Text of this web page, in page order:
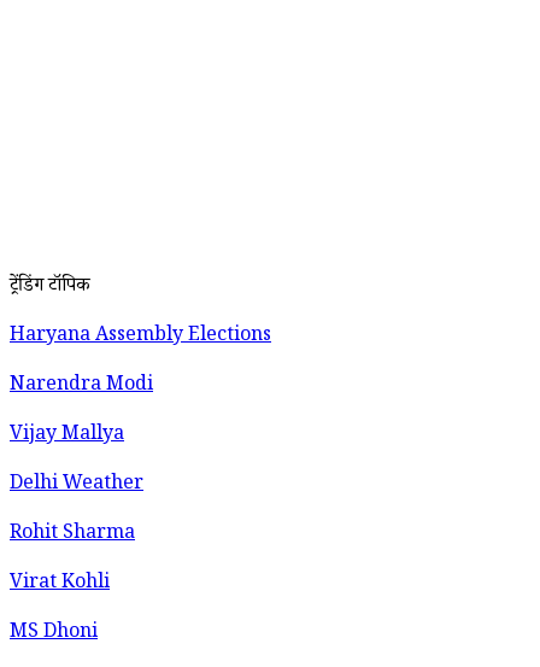
ट्रेंडिंग टॉपिक
Haryana Assembly Elections
Narendra Modi
Vijay Mallya
Delhi Weather
Rohit Sharma
Virat Kohli
MS Dhoni